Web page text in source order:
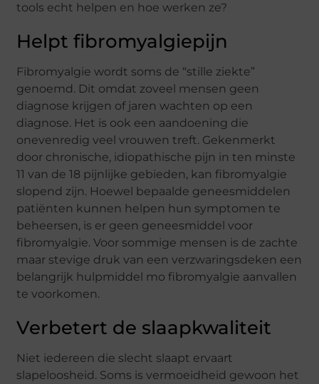
tools echt helpen en hoe werken ze?
Helpt fibromyalgiepijn
Fibromyalgie wordt soms de “stille ziekte”
genoemd. Dit omdat zoveel mensen geen
diagnose krijgen of jaren wachten op een
diagnose. Het is ook een aandoening die
onevenredig veel vrouwen treft. Gekenmerkt
door chronische, idiopathische pijn in ten minste
11 van de 18 pijnlijke gebieden, kan fibromyalgie
slopend zijn. Hoewel bepaalde geneesmiddelen
patiënten kunnen helpen hun symptomen te
beheersen, is er geen geneesmiddel voor
fibromyalgie. Voor sommige mensen is de zachte
maar stevige druk van een verzwaringsdeken een
belangrijk hulpmiddel mo fibromyalgie aanvallen
te voorkomen.
Verbetert de slaapkwaliteit
Niet iedereen die slecht slaapt ervaart
slapeloosheid. Soms is vermoeidheid gewoon het